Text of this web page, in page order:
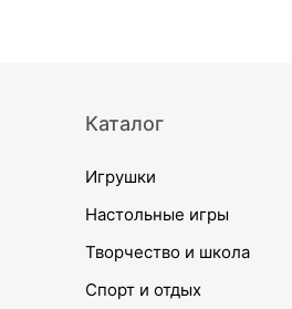
Каталог
Игрушки
Настольные игры
Творчество и школа
Спорт и отдых